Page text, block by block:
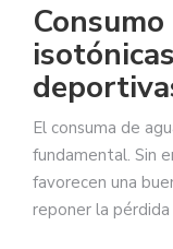
El consuma de
fundamental. Sin
favorecen una
reponer la